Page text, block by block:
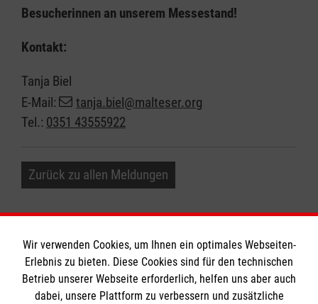
Besucherinnen an unserem Messestand!
Kontakt:
Tanja Biel
E-Mail:
tanja.biel@malteser.org
Tel.: 0351 43555922
Zurück zu allen Meldungen
Informationen
Wir verwenden Cookies, um Ihnen ein optimales Webseiten-
Erlebnis zu bieten. Diese Cookies sind für den technischen
Betrieb unserer Webseite erforderlich, helfen uns aber auch
dabei, unsere Plattform zu verbessern und zusätzliche